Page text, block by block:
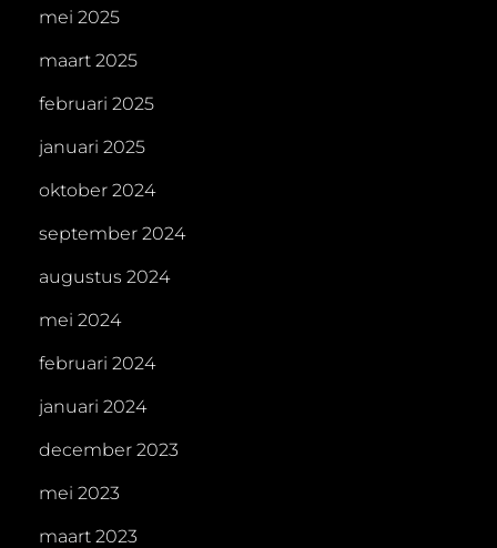
mei 2025
maart 2025
februari 2025
januari 2025
oktober 2024
september 2024
augustus 2024
mei 2024
februari 2024
januari 2024
december 2023
mei 2023
maart 2023